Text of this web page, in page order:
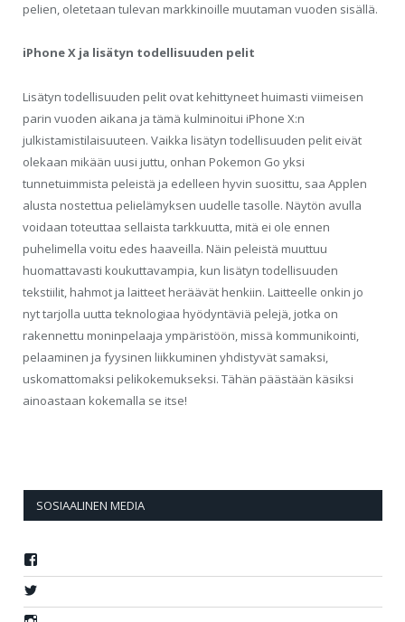
pelien, oletetaan tulevan markkinoille muutaman vuoden sisällä.
iPhone X ja lisätyn todellisuuden pelit
Lisätyn todellisuuden pelit ovat kehittyneet huimasti viimeisen
parin vuoden aikana ja tämä kulminoitui iPhone X:n
julkistamistilaisuuteen. Vaikka lisätyn todellisuuden pelit eivät
olekaan mikään uusi juttu, onhan Pokemon Go yksi
tunnetuimmista peleistä ja edelleen hyvin suosittu, saa Applen
alusta nostettua pelielämyksen uudelle tasolle. Näytön avulla
voidaan toteuttaa sellaista tarkkuutta, mitä ei ole ennen
puhelimella voitu edes haaveilla. Näin peleistä muuttuu
huomattavasti koukuttavampia, kun lisätyn todellisuuden
tekstiilit, hahmot ja laitteet heräävät henkiin. Laitteelle onkin jo
nyt tarjolla uutta teknologiaa hyödyntäviä pelejä, jotka on
rakennettu moninpelaaja ympäristöön, missä kommunikointi,
pelaaminen ja fyysinen liikkuminen yhdistyvät samaksi,
uskomattomaksi pelikokemukseksi. Tähän päästään käsiksi
ainoastaan kokemalla se itse!
SOSIAALINEN MEDIA
Jollasuomi:n
jollasuomi:n